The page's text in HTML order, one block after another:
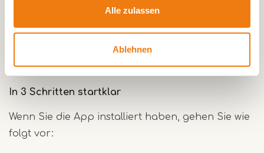
Alle zulassen
Ablehnen
wo die Tour beginnt.
In 3 Schritten startklar
Wenn Sie die App installiert haben, gehen Sie wie
folgt vor: